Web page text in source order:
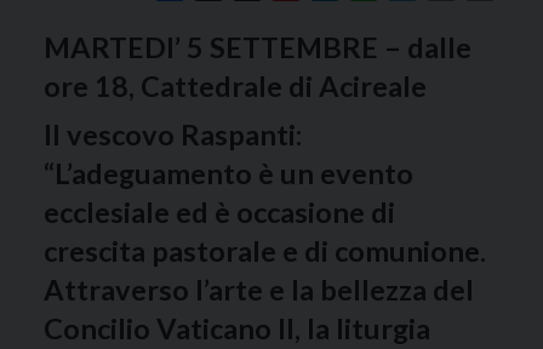
MARTEDI’ 5 SETTEMBRE – dalle
ore 18, Cattedrale di Acireale
Il vescovo Raspanti:
“L’adeguamento è un evento
ecclesiale ed è occasione di
crescita pastorale e di comunione.
Attraverso l’arte e la bellezza del
Concilio Vaticano II, la liturgia